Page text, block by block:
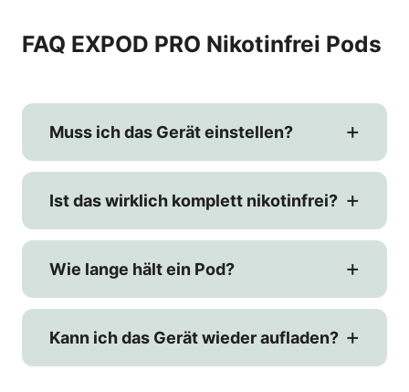
FAQ EXPOD PRO Nikotinfrei Pods
Muss ich das Gerät einstellen?
Ist das wirklich komplett nikotinfrei?
Wie lange hält ein Pod?
Kann ich das Gerät wieder aufladen?